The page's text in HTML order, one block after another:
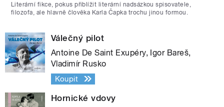
Literární fikce, pokus přiblížit literární nadsázkou spisovatele,
filozofa, ale hlavně člověka Karla Čapka trochu jinou formou.
Válečný pilot
Antoine De Saint Exupéry, Igor Bareš,
Vladimír Rusko
Koupit
Hornické vdovy